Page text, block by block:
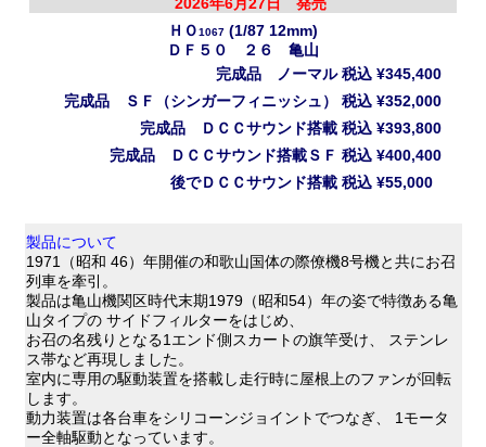
ＨＯ1067 (1/87 12mm)
ＤＦ５０ ２６ 亀山
完成品 ノーマル 税込 ¥345,400
完成品 ＳＦ（シンガーフィニッシュ）
税込 ¥352,000
完成品 ＤＣＣサウンド搭載 税込 ¥393,800
完成品 ＤＣＣサウンド搭載ＳＦ 税込 ¥400,400
後でＤＣＣサウンド搭載 税込 ¥55,000
製品について
1971（昭和 46）年開催の和歌山国体の際僚機8号機と共にお召
列車を牽引。
製品は亀山機関区時代末期1979（昭和54）年の姿で特徴ある亀
山タイプの サイドフィルターをはじめ、
お召の名残りとなる1エンド側スカートの旗竿受け、 ステンレ
ス帯など再現しました。
室内に専用の駆動装置を搭載し走行時に屋根上のファンが回転
します。
動力装置は各台車をシリコーンジョイントでつなぎ、 1モータ
ー全軸駆動となっています。